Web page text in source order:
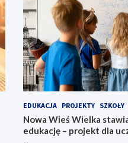
EDUKACJA PROJEKTY SZKOŁY
Nowa Wieś Wielka
edukację – projekt dla